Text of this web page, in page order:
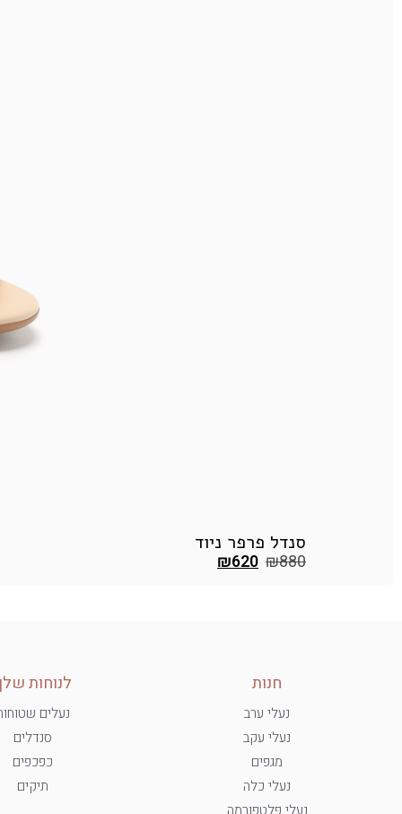
סנדל פרפר ניוד
₪880
₪620
חנות
נעלי ערב
נעלי עקב
מגפים
נעלי כלה
לנוחות
נעלים
סנדלים
כפכפים
תיקים